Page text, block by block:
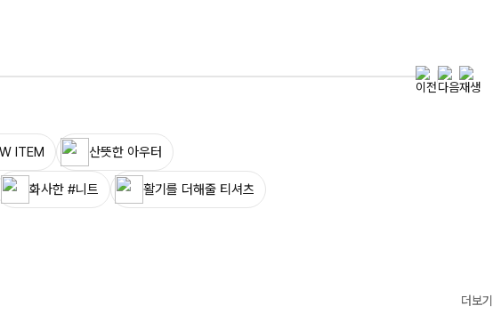
ITEM 산뜻한 아우터
화사한 #니트 활기를 더해줄 티셔츠
더보기